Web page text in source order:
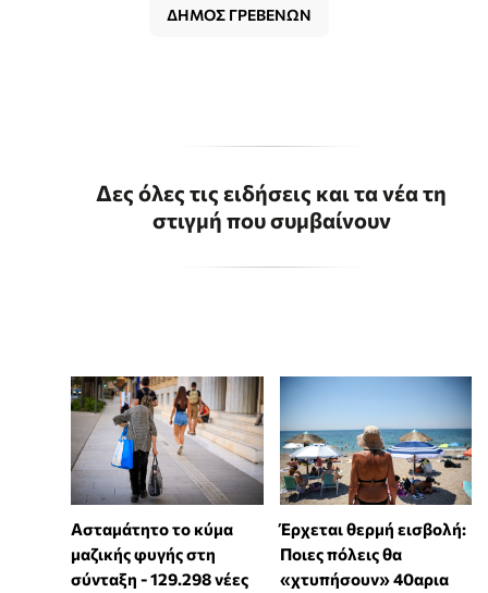
ΔΗΜΟΣ ΓΡΕΒΕΝΩΝ
Δες όλες τις ειδήσεις και τα νέα τη
στιγμή που συμβαίνουν
Ασταμάτητο το κύμα
μαζικής φυγής στη
σύνταξη - 129.298 νέες
Έρχεται θερμή εισβολή:
Ποιες πόλεις θα
«χτυπήσουν» 40αρια